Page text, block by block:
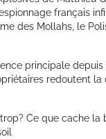
français
des Mollahs, le
principale depuis
redoutent
Ce que cache la